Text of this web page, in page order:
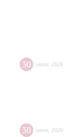
30 июля 2026
30 июля 2026